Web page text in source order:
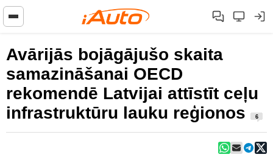
Avārijās bojāgājušo skaita
samazināšanai OECD
rekomendē Latvijai attīstīt ceļu
infrastruktūru lauku reģionos
6